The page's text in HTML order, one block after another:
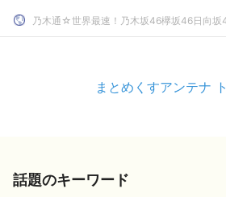
乃木通☆世界最速！乃木坂46欅坂46日向坂
まとめくすアンテナ
話題のキーワード